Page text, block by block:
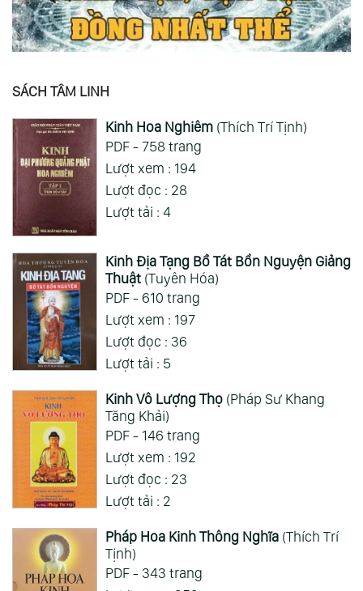
SÁCH TÂM LINH
Kinh Hoa Nghiêm(Thích Trí Tịnh)
PDF - 758 trang
Lượt xem : 194
Lượt đọc : 28
Lượt tải : 4
Kinh Địa Tạng Bồ Tát Bổn Nguyện Giảng
Thuật(Tuyên Hóa)
PDF - 610 trang
Lượt xem : 197
Lượt đọc : 36
Lượt tải : 5
Kinh Vô Lượng Thọ(Pháp Sư Khang
Tăng Khải)
PDF - 146 trang
Lượt xem : 192
Lượt đọc : 23
Lượt tải : 2
Pháp Hoa Kinh Thông Nghĩa(Thích Trí
Tịnh)
PDF - 343 trang